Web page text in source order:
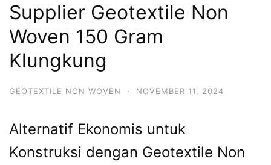
Supplier Geotextile Non
Woven 150 Gram
Klungkung
GEOTEXTILE NON WOVEN · NOVEMBER 11, 2024
Alternatif Ekonomis untuk
Konstruksi dengan Geotextile Non